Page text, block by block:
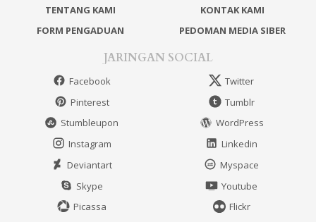
TENTANG KAMI
KONTAK KAMI
FORM PENGADUAN
PEDOMAN MEDIA SIBER
JARINGAN SOCIAL
Facebook
Twitter
Pinterest
Tumblr
Stumbleupon
WordPress
Instagram
Linkedin
Deviantart
Myspace
Skype
Youtube
Picassa
Flickr